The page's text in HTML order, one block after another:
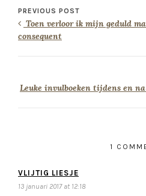
PREVIOUS POST
Toen verloor ik mijn geduld
consequent
Leuke invulboeken tijdens en
1
VLIJTIG LIESJE
13 januari 2017 at 12:18